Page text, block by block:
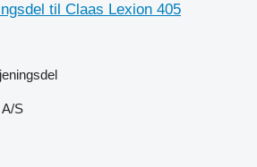
til Claas Lexion 405
S